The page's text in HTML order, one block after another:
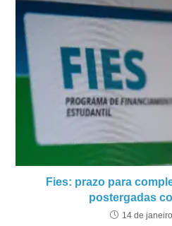
Fies: prazo para
postergadas
14 de